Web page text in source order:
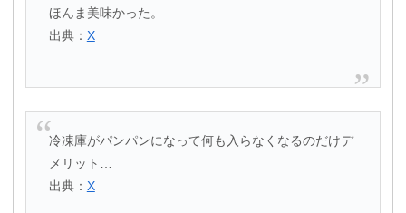
ほんま美味かった。
出典： X
冷凍庫がパンパンになって何も入らなくなるのだけデ
メリット…
出典： X